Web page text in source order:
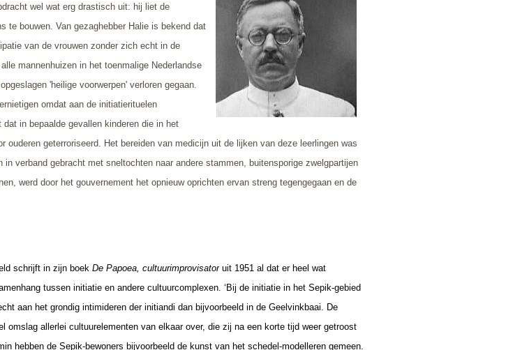
wel wat erg drastisch uit: hij liet de
te bouwen. Van gezaghebber Halie is bekend dat
van de vrouwen zonder zich echt in de
mannenhuizen in het toenmalige Nederlandse
'heilige voorwerpen' verloren gegaan.
omdat aan de initiatierituelen
in bepaalde gevallen kinderen die in het
geterroriseerd. Het bereiden van medicijn uit de lijken van deze leerlingen was
in verband gebracht met sneltochten naar andere stammen, buitensporige zwelgpartijen
werd door het gouvernement het opnieuw oprichten ervan streng tegengegaan en de
schrijft in zijn boek De Papoea, cultuurimprovisator uit 1951 al dat er heel wat
tussen initiatie en andere cultuurcomplexen. ‘Bij de initiatie in het Sepik-gebied
aan het grondig intimideren der initiandi dan bijvoorbeeld in de Geelvinkbaai. De
omslag allerlei cultuurelementen van elkaar over, die zij na een korte tijd weer getroost
hebben de Sepik-bewoners bijvoorbeeld de kunst van het schedel-modelleren gemeen.